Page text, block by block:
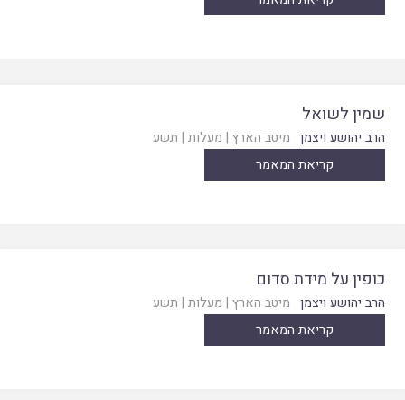
שמין לשואל
הרב יהושע ויצמן מיטב הארץ | מעלות | תשע
קריאת המאמר
כופין על מידת סדום
הרב יהושע ויצמן מיטב הארץ | מעלות | תשע
קריאת המאמר